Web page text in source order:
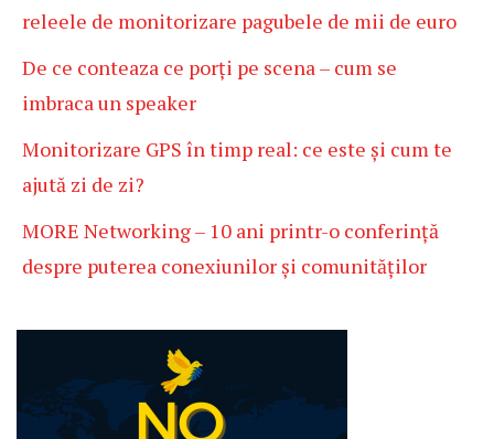
releele de monitorizare pagubele de mii de euro
De ce conteaza ce porți pe scena – cum se
imbraca un speaker
Monitorizare GPS în timp real: ce este și cum te
ajută zi de zi?
MORE Networking – 10 ani printr-o conferință
despre puterea conexiunilor și comunităților